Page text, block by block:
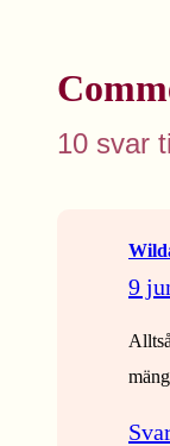
10 svar
9